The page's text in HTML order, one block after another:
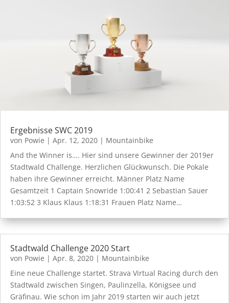
Ergebnisse SWC 2019
von Powie | Apr. 12, 2020 | Mountainbike
And the Winner is…. Hier sind unsere Gewinner der 2019er
Stadtwald Challenge. Herzlichen Glückwunsch. Die Pokale
haben ihre Gewinner erreicht. Männer Platz Name
Gesamtzeit 1 Captain Snowride 1:00:41 2 Sebastian Sauer
1:03:52 3 Klaus Klaus 1:18:31 Frauen Platz Name…
Stadtwald Challenge 2020 Start
von Powie | Apr. 8, 2020 | Mountainbike
Eine neue Challenge startet. Strava Virtual Racing durch den
Stadtwald zwischen Singen, Paulinzella, Königsee und
Gräfinau. Wie schon im Jahr 2019 starten wir auch jetzt